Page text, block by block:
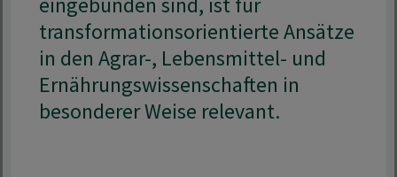
transformationsorientierte Ansätze
in den Agrar-, Lebensmittel- und
Ernährungswissenschaften in
besonderer Weise relevant.